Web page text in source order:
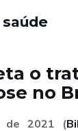
o
no
de 2021 (